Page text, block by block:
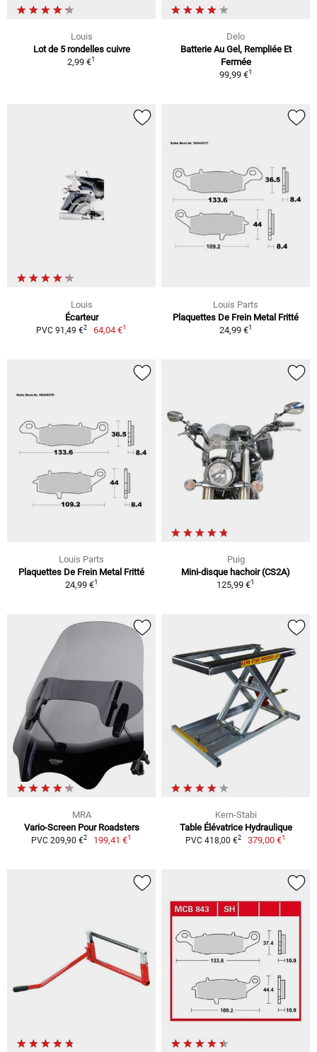
Louis
Lot de 5 rondelles cuivre
2,99 €1
Delo
Batterie Au Gel, Rempliée Et
Fermée
99,99 €1
Louis
Écarteur
PVC 91,49 €2 64,04 €1
Louis Parts
Plaquettes De Frein Metal Fritté
24,99 €1
Louis Parts
Plaquettes De Frein Metal Fritté
24,99 €1
Puig
Mini-disque hachoir (CS2A)
125,99 €1
MRA
Vario-Screen Pour Roadsters
PVC 209,90 €2 199,41 €1
Kern-Stabi
Table Élévatrice Hydraulique
PVC 418,00 €2 379,00 €1